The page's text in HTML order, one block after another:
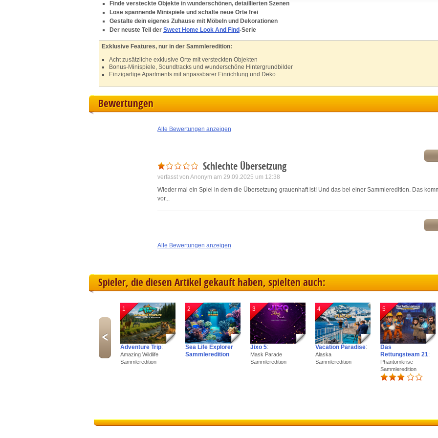
Finde versteckte Objekte in wunderschönen, detaillierten Szenen
Löse spannende Minispiele und schalte neue Orte frei
Gestalte dein eigenes Zuhause mit Möbeln und Dekorationen
Der neuste Teil der Sweet Home Look And Find-Serie
Exklusive Features, nur in der Sammleredition:
Acht zusätzliche exklusive Orte mit versteckten Objekten
Bonus-Minispiele, Soundtracks und wunderschöne Hintergrundbilder
Einzigartige Apartments mit anpassbarer Einrichtung und Deko
Bewertungen
Alle Bewertungen anzeigen
Schlechte Übersetzung
verfasst von Anonym am 29.09.2025 um 12:38
Wieder mal ein Spiel in dem die Übersetzung grauenhaft ist! Und das bei einer Sammleredition. Das
vor...
Alle Bewertungen anzeigen
Spieler, die diesen Artikel gekauft haben, spielten auch:
1
Adventure Trip:
Amazing Wildlife
Sammleredition
2
Sea Life Explorer
Sammleredition
3
Jixo 5:
Mask Parade
Sammleredition
4
Vacation Paradise:
Alaska
Sammleredition
5
Das
Rettungsteam 21:
Phantomkrise
Sammleredition
Link different devices
Identify devices based on information transmitted automatically
Save and communicate privacy choices